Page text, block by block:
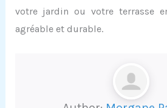
votre jardin ou votre terrasse
agréable et durable.